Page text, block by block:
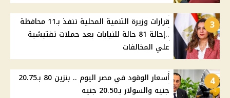
3
قرارات وزيرة التنمية المحلية تنفذ بـ11 محافظة
..إحالة 81 حالة للنيابات بعد حملات تفتيشية
علي المخالفات
4
أسعار الوقود في مصر اليوم .. بنزين 80 بـ20.75
جنيه والسولار بـ20.50 جنيه